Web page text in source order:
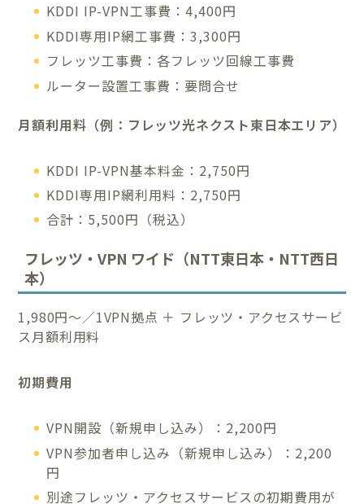
KDDI IP-VPN工事費：4,400円
KDDI専用IP網工事費：3,300円
フレッツ工事費：各フレッツ回線工事費
ルーター設置工事費：要問合せ
月額利用料（例：フレッツ光ネクスト東日本エリア）
KDDI IP-VPN基本料金：2,750円
KDDI専用IP網利用料：2,750円
合計：5,500円（税込）
フレッツ・VPN ワイド（NTT東日本・NTT西日
本）
1,980円～／1VPN拠点 ＋ フレッツ・アクセスサービ
ス月額利用料
初期費用
VPN開設（新規申し込み）：2,200円
VPN参加者申し込み（新規申し込み）：2,200
円
別途フレッツ・アクセスサービスの初期費用が